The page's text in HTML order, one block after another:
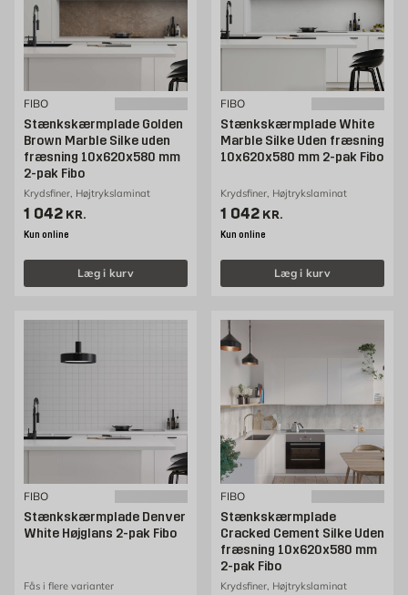
FIBO
Stænkskærmplade Golden
Brown Marble Silke uden
fræsning 10x620x580 mm
2-pak Fibo
Krydsfiner, Højtrykslaminat
Pris 1042 kr. /stk
1 042 KR.
Kun online
Læg i kurv
FIBO
Stænkskærmplade White
Marble Silke Uden fræsning
10x620x580 mm 2-pak Fibo
Krydsfiner, Højtrykslaminat
Pris 1042 kr. /stk
1 042 KR.
Kun online
Læg i kurv
FIBO
Stænkskærmplade Denver
White Højglans 2-pak Fibo
Fås i flere varianter
FIBO
Stænkskærmplade
Cracked Cement Silke Uden
fræsning 10x620x580 mm
2-pak Fibo
Krydsfiner, Højtrykslaminat